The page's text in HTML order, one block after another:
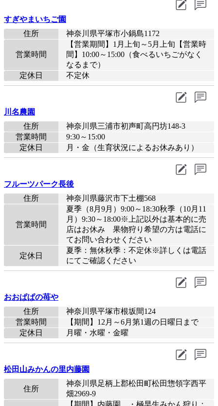
すぎやまいちご園
住所
神奈川県平塚市小鍋島1172
営業時間
【営業期間】1月上旬～5月上旬【営業時
間】10:00～15:00（食べるいちごがなく
なるまで）
定休日
不定休
川名農園
住所
神奈川県三浦市初声町高円坊148-3
営業時間
9:30～15:00
定休日
月・金（生育状況によるお休みあり）
フルーツパーク長後
住所
神奈川県藤沢市下土棚568
営業時間
夏季（8月9月）9:00～18:30秋季（10月11
月）9:30～18:00※上記以外は基本的に売
店はお休み 果物狩り希望の方は電話に
てお問い合わせください
定休日
夏季：無休秋季：不定休※詳しくは電話
にてご確認ください
おおぱぱの苺や
住所
神奈川県平塚市根坂間124
営業時間
【期間】12月～6月第1週の日曜日まで
定休日
月曜・水曜・金曜
松田山みかんの里内藤園
住所
神奈川県足柄上郡松田町松田惣領字西平
畑2969-9